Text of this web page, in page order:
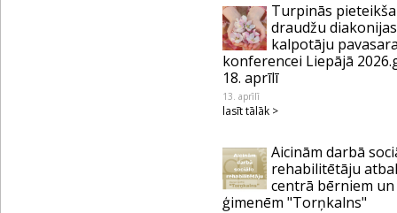
Turpinās
draudžu diakonijas
kalpotāju
konferencei Liepājā
18. aprīlī
13. aprīlī
lasīt tālāk >
Aicinām darbā
rehabilitētāju
centrā bērniem un
ģimenēm "Torņkalns"